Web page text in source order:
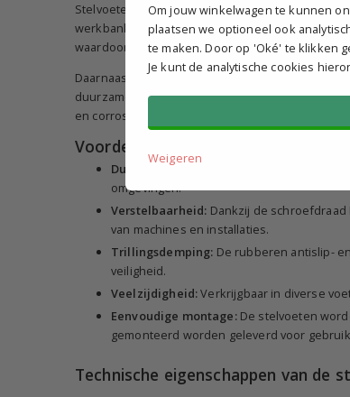
Stelvoeten met een M8 spindel worden
werkbanken, transportbanden en andere
waardoor de machine waterpas en stabiel
Daarnaast worden deze stelvoeten ook
duurzame hoogteverstelling vereist is. De
en corrosieve omgevingen.
Voordelen van stelvoeten met staal
Duurzaamheid:
De verzinking van de
omgevingen.
Verstelbaarheid: Dankzij de
van machines en installaties.
Trillingsdemping: De rubberen antislip-
veiligheid.
Veelzijdigheid:Verkrijgbaar in diverse
Eenvoudige montage:De stelvoeten
gemonteerd worden geleverd voor
Technische eigenschappen van de
Om jouw winkelwagen te kunnen
plaatsen we optioneel ook
te maken. Door op 'Oké' te klikken
Je kunt de analytische cookies
Weigeren